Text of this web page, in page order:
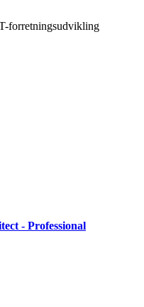
forretningsudvikling
- Professional